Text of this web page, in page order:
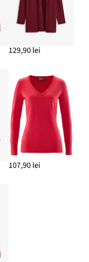
129,90 lei
107,90 lei